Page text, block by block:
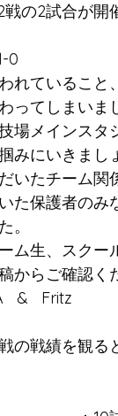
らん方面スク
の2試合が開
0
れていること
ってしまいま
場メインスタ
みにいきまし
いたチーム関
た保護者のみ
。
ム生、スクー
からご確認く
&   Fritz
の戦績を観る